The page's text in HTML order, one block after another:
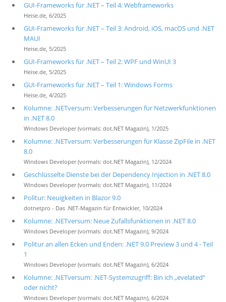
GUI-Frameworks für .NET – Teil 4: Webframeworks
Heise.de, 6/2025
GUI-Frameworks für .NET – Teil 3: Android, iOS, macOS und .NET
MAUI
Heise.de, 5/2025
GUI-Frameworks für .NET – Teil 2: WPF und WinUI 3
Heise.de, 5/2025
GUI-Frameworks für .NET – Teil 1: Windows Forms
Heise.de, 4/2025
Kolumne: .NETversum: Verbesserungen für Netzwerkfunktionen
in .NET 8.0
Windows Developer (vormals: dot.NET Magazin), 1/2025
Kolumne: .NETversum: Verbesserungen für Klasse ZipFile in .NET
8.0
Windows Developer (vormals: dot.NET Magazin), 12/2024
Geschlüsselte Dienste bei der Dependency Injection in .NET 8.0
Windows Developer (vormals: dot.NET Magazin), 11/2024
Politur: Neuigkeiten in Blazor 9.0
dotnetpro - Das .NET-Magazin für Entwickler, 10/2024
Kolumne: .NETversum: Neue Zufallsfunktionen in .NET 8.0
Windows Developer (vormals: dot.NET Magazin), 9/2024
Politur an allen Ecken und Enden: .NET 9.0 Preview 3 und 4 - Teil
1
Windows Developer (vormals: dot.NET Magazin), 6/2024
Kolumne: .NETversum: .NET-Systemzugriff: Bin ich „evelated“
oder nicht?
Windows Developer (vormals: dot.NET Magazin), 6/2024